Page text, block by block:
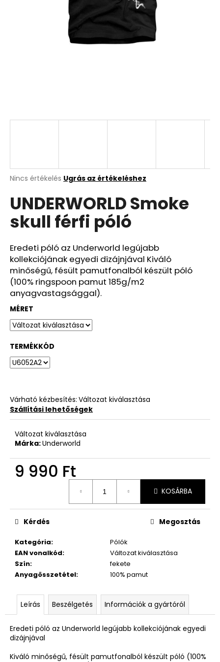
A
átlagos
értékelése
ből
csillag.
Nincs értékelés Ugrás az értékeléshez
UNDERWORLD Smoke
skull férfi póló
Eredeti póló az Underworld legújabb
kollekciójának egyedi dizájnjával Kiváló
minőségű, fésült pamutfonalból készült póló
(100% ringspoon pamut 185g/m2
anyagvastagsággal).
MÉRET
TERMÉKKÓD
Várható kézbesítés: Változat kiválasztása
Szállítási lehetőségek
Változat kiválasztása
Márka:Underworld
9 990 Ft
KOSÁRBA
Kategória:
Pólók
EAN vonalkód:
Változat kiválasztása
Szín:
fekete
Anyagösszetétel: 100% pamut
Kérdés Megosztás
Leírás Beszélgetés Információk a gyártóról
Eredeti póló az Underworld legújabb kollekciójának egyedi
dizájnjával
Kiváló minőségű, fésült pamutfonalból készült póló (100%